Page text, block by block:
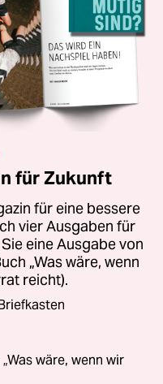
für Zukunft
für eine bessere
vier Ausgaben für
eine Ausgabe von
„Was wäre, wenn
reicht).
wäre, wenn wir